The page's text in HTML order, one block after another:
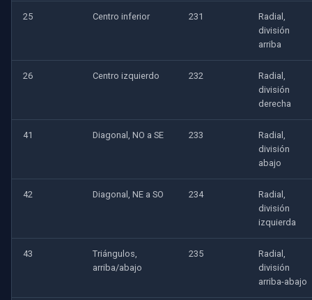
25 Centro inferior 231
Radial,
división
arriba
26 Centro izquierdo 232
Radial,
división
derecha
41 Diagonal, NO a SE 233
Radial,
división
abajo
42 Diagonal, NE a SO 234
Radial,
división
izquierda
43
Triángulos,
arriba/abajo
235
Radial,
división
arriba-abajo